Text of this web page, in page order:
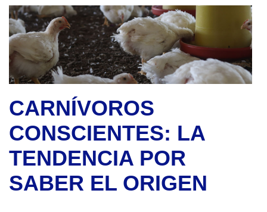
CARNÍVOROS
CONSCIENTES: LA
TENDENCIA POR
SABER EL ORIGEN